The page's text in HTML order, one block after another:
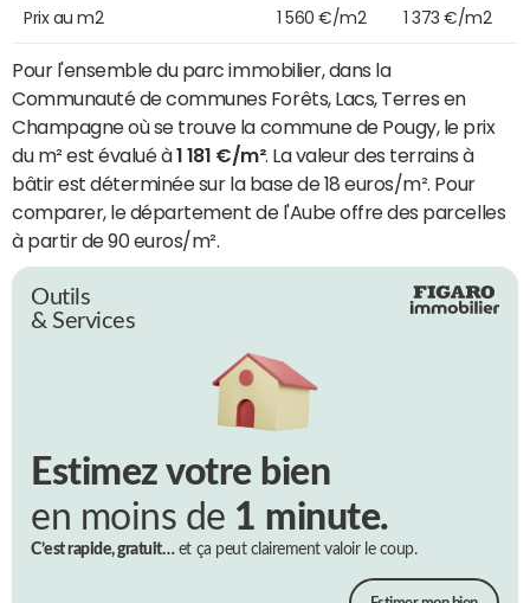
Prix au m2 1 560 €/m2 1 373 €/m2
Pour l'ensemble du parc immobilier, dans la
Communauté de communes Forêts, Lacs, Terres en
Champagne où se trouve la commune de Pougy, le prix
du m² est évalué à1 181 €/m². La valeur des terrains à
bâtir est déterminée sur la base de 18 euros/m². Pour
comparer, le département de l'Aube offre des parcelles
à partir de 90 euros/m².
Outils
& Services
Estimez votre bien
en moins de 1 minute.
C’est rapide, gratuit…et ça peut clairement valoir le coup.